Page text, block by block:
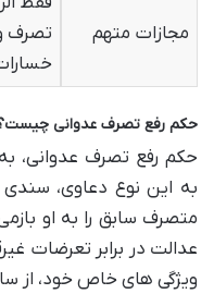
مجازات متهم
تصرف
حکم رفع تصرف عدوانی
حکم رفع تصرف عدوانی،
به این نوع دعاوی،
متصرف سابق را به او
عدالت در برابر تعرضات
ویژگی های خاص خود، از